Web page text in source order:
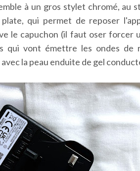
à un gros stylet chromé, au
qui permet de reposer
le capuchon (il faut oser forcer
qui vont émettre les ondes de
la peau enduite de gel